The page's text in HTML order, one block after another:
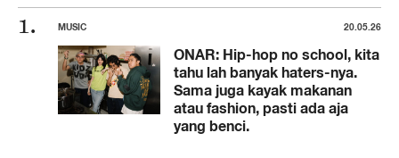
MUSIC 20.05.26
ONAR: Hip-hop no school, kita
tahu lah banyak haters-nya.
Sama juga kayak makanan
atau fashion, pasti ada aja
yang benci.